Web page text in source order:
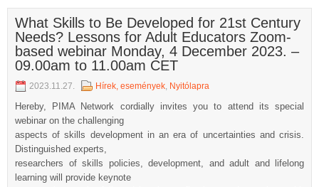
What Skills to Be Developed for 21st Century
Needs? Lessons for Adult Educators Zoom-
based webinar Monday, 4 December 2023. –
09.00am to 11.00am CET
2023.11.27. Hírek, események, Nyitólapra
Hereby, PIMA Network cordially invites you to attend its special
webinar on the challenging
aspects of skills development in an era of uncertainties and crisis.
Distinguished experts,
researchers of skills policies, development, and adult and lifelong
learning will provide keynote